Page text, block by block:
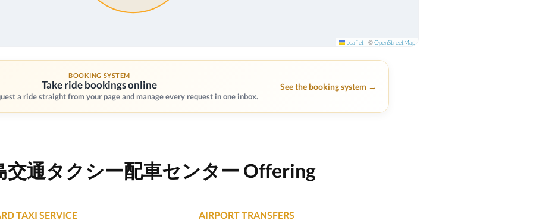
Leaflet | ©OpenStreetMap
BOOKING SYSTEM
Take ride bookings online
a ride straight from your page and manage every request in one inbox.
See the booking system →
交通タクシー配車センター Offering
TAXI SERVICE AIRPORT TRANSFERS